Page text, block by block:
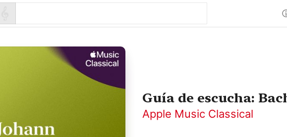
Guía de escucha:
Apple Music Classical